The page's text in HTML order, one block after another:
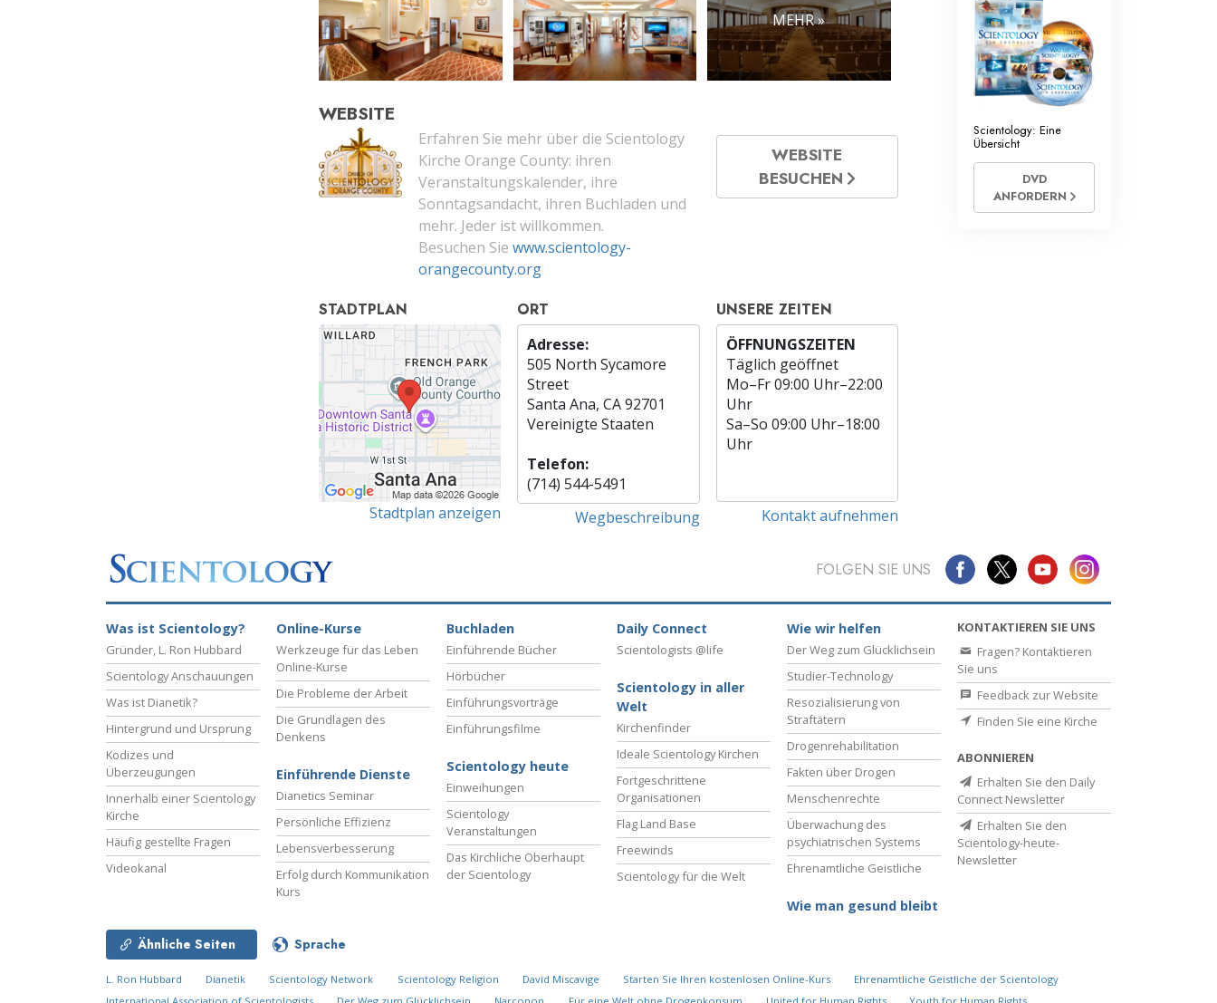
MEHR »
WEBSITE
Erfahren Sie mehr über die Scientology
Kirche Orange County: ihren
Veranstaltungskalender, ihre
Sonntagsandacht, ihren Buchladen und
mehr. Jeder ist willkommen.
Besuchen Sie www.scientology-
orangecounty.org
WEBSITE
BESUCHEN
STADTPLAN
Stadtplan anzeigen
ORT
Adresse:
505 North Sycamore
Street
Santa Ana, CA 92701
Vereinigte Staaten
Telefon:
(714) 544-5491
Wegbeschreibung
UNSERE ZEITEN
ÖFFNUNGSZEITEN
Täglich geöffnet
Mo–Fr09:00 Uhr–22:00
Uhr
Sa–So 09:00 Uhr–18:00
Uhr
Kontakt aufnehmen
Scientology: Eine
Übersicht
DVD
ANFORDERN
FOLGEN SIE UNS
Was ist Scientology?
Gründer, L. Ron Hubbard
Scientology Anschauungen
Was ist Dianetik?
Hintergrund und Ursprung
Kodizes und
Überzeugungen
Innerhalb einer Scientology
Kirche
Häufig gestellte Fragen
Videokanal
Online-Kurse
Werkzeuge für das Leben
Online-Kurse
Die Probleme der Arbeit
Die Grundlagen des
Denkens
Einführende Dienste
Dianetics Seminar
Persönliche Effizienz
Lebensverbesserung
Erfolg durch Kommunikation
Kurs
Buchladen
Einführende Bücher
Hörbücher
Einführungsvorträge
Einführungsfilme
Scientology heute
Einweihungen
Scientology
Veranstaltungen
Das Kirchliche Oberhaupt
der Scientology
Daily Connect
Scientologists @life
Scientology in aller
Welt
Kirchenfinder
Ideale Scientology Kirchen
Fortgeschrittene
Organisationen
Flag Land Base
Freewinds
Scientology für die Welt
Wie wir helfen
Der Weg zum Glücklichsein
Studier-Technology
Resozialisierung von
Straftätern
Drogenrehabilitation
Fakten über Drogen
Menschenrechte
Überwachung des
psychiatrischen Systems
Ehrenamtliche Geistliche
Wie man gesund bleibt
KONTAKTIEREN SIE UNS
Fragen? Kontaktieren
Sie uns
Feedback zur Website
Finden Sie eine Kirche
ABONNIEREN
Erhalten Sie den Daily
Connect Newsletter
Erhalten Sie den
Scientology-heute-
Newsletter
Ähnliche Seiten Sprache
L. Ron Hubbard Dianetik Scientology Network Scientology Religion David Miscavige Starten Sie Ihren kostenlosen Online-Kurs
Ehrenamtliche Geistliche der Scientology